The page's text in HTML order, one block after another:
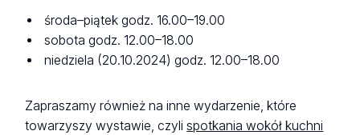
środa–piątek godz. 16.00–19.00
sobota godz. 12.00–18.00
niedziela (20.10.2024) godz. 12.00–18.00
Zapraszamy również na inne wydarzenie, które
towarzyszy wystawie, czylispotkania wokół kuchni